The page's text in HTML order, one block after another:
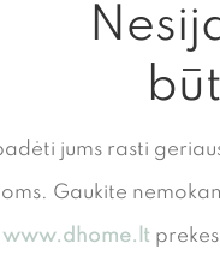
jums rasti
Gaukite
www.dhome.lt prekes